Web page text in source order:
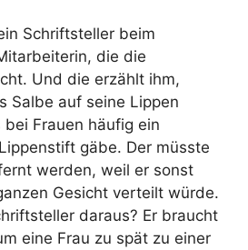
Schriftsteller beim
die die
Und die erzählt ihm,
Salbe auf seine Lippen
Frauen häufig ein
gäbe. Der müsste
werden, weil er sonst
Gesicht verteilt würde.
daraus? Er braucht
eine Frau zu spät zu einer